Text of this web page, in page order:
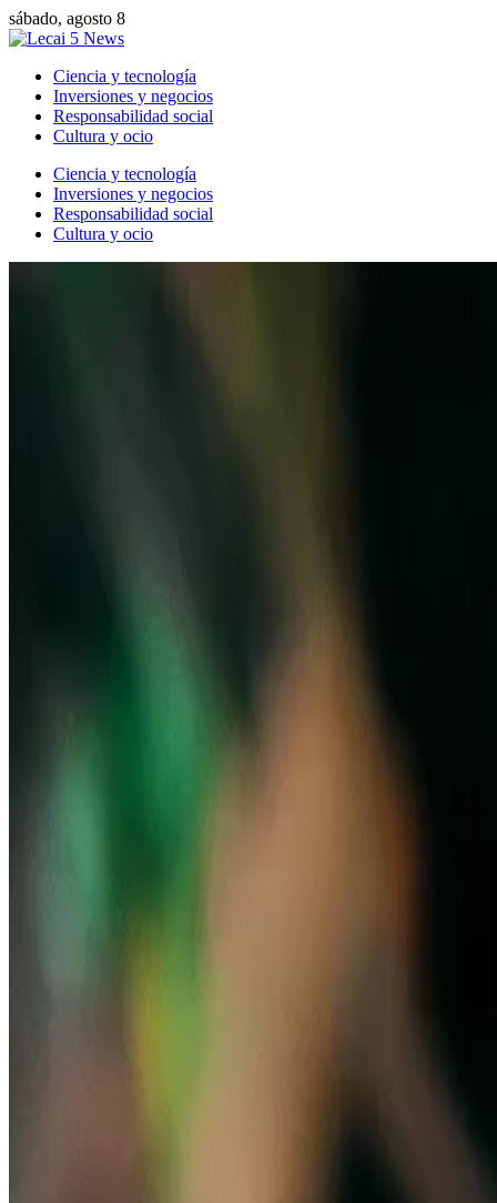
sábado, agosto 8
Ciencia y tecnología
Inversiones y negocios
Responsabilidad social
Cultura y ocio
Ciencia y tecnología
Inversiones y negocios
Responsabilidad social
Cultura y ocio